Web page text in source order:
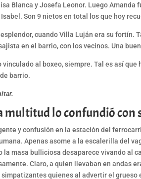
Blanca y Josefa Leonor. Luego
Son 9 nietos en total los que hoy
esplendor, cuando Villa Luján era su
en el barrio, con los vecinos. Una
vinculado al boxeo, siempre. Tal es así
barrio.
multitud lo confundió con
y confusión en la estación del
Apenas asome a la escalerilla del
la masa bulliciosa desaparece vivando al
Claro, a quien llevaban en andas
quienes al advertir el